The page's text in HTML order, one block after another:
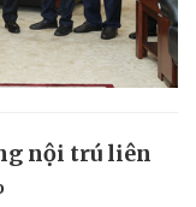
nội trú liên